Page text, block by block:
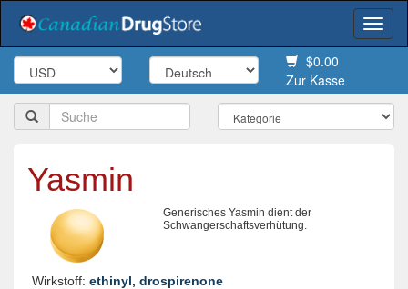
$0.00
Zur Kasse
Yasmin
Generisches Yasmin dient der
Schwangerschaftsverhütung.
Wirkstoff: ethinyl, drospirenone